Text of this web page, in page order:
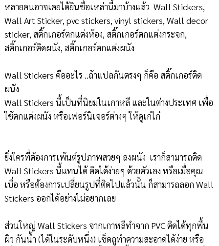
หลายคนอาจเคยได้ยินชื่อเหล่านี้มาบ้างแล้ว Wall Stickers,
Wall Art Sticker, pvc stickers, vinyl stickers, Wall decor
sticker, สติ๊กเกอร์ตกแต่งห้อง, สติ๊กเกอร์ตกแต่งกระจก,
สติ๊กเกอร์ติดผนัง, สติ๊กเกอร์ตกแต่งผนัง
Wall Stickers คืออะไร ..ถ้าแปลกันตรงๆ ก็คือ สติ๊กเกอร์ติด
ผนัง
Wall Stickers นี้เป็นที่นิยมในเกาหลี และในต่างประเทศ เพื่อ
ใช้ตกแต่งผนัง หรือเฟอร์นิเจอร์ต่างๆ ให้ดูเก๋ไก๋
ยิ่งใครที่ต้องการเพ้นต์รูปภาพสวยๆ ลงผนัง เราก็สามารถติด
Wall Stickers นี้แทนได้ ติดได้ง่ายๆ ด้วยตัวเอง หรือเมื่อคุณ
เบื่อ หรือต้องการเปลี่ยนรูปที่ติดไปแล้วนั้น ก็สามารถลอก Wall
Stickers ออกได้อย่างไม่อยากเลย
ส่วนใหญ่ Wall Stickers จากเกาหลีทำจาก PVC ติดได้ทุกพื้น
ผิว กันน้ำ (ได้ในระดับหนึ่ง) เช็ดถูทำความสะอาดได้ง่าย หรือ